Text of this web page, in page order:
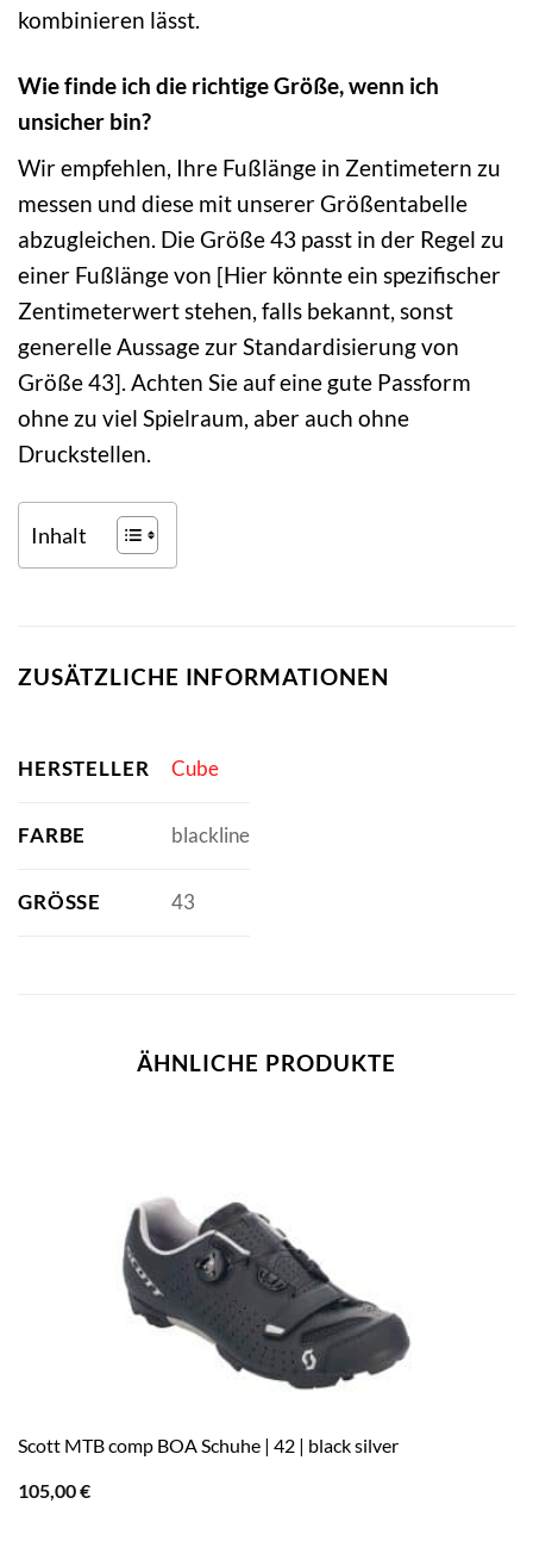
kombinieren lässt.
Wie finde ich die richtige Größe, wenn ich
unsicher bin?
Wir empfehlen, Ihre Fußlänge in Zentimetern zu
messen und diese mit unserer Größentabelle
abzugleichen. Die Größe 43 passt in der Regel zu
einer Fußlänge von [Hier könnte ein spezifischer
Zentimeterwert stehen, falls bekannt, sonst
generelle Aussage zur Standardisierung von
Größe 43]. Achten Sie auf eine gute Passform
ohne zu viel Spielraum, aber auch ohne
Druckstellen.
Inhalt
ZUSÄTZLICHE INFORMATIONEN
HERSTELLER Cube
FARBE blackline
GRÖSSE 43
ÄHNLICHE PRODUKTE
Scott MTB comp BOA Schuhe | 42 | black silver
105,00€